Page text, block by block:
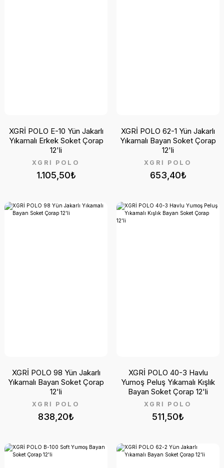
1.105,50₺
XGRİ POLO
XGRİ POLO E-10 Yün Jakarlı
Yıkamalı Erkek Soket Çorap
12'li
653,40₺
XGRİ POLO
XGRİ POLO 62-1 Yün Jakarlı
Yıkamalı Bayan Soket Çorap
12'li
838,20₺
XGRİ POLO
XGRİ POLO 98 Yün Jakarlı
Yıkamalı Bayan Soket Çorap
12'li
511,50₺
XGRİ POLO
XGRİ POLO 40-3 Havlu
Yumoş Peluş Yıkamalı Kışlık
Bayan Soket Çorap 12'li